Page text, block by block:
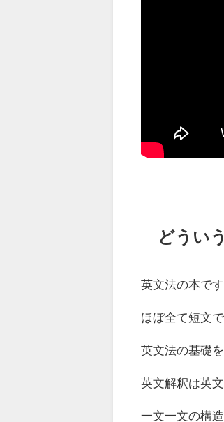
どうい
英文法の本です
ほぼ全て短文で
英文法の基礎
英文解釈は英
一文一文の構